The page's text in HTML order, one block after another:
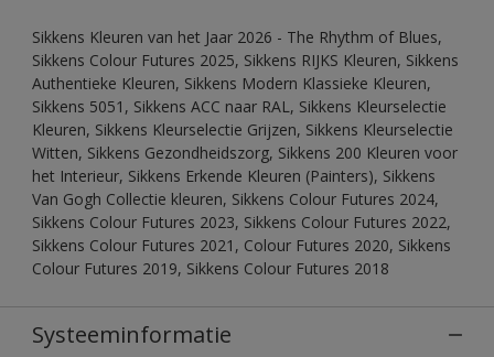
Sikkens Kleuren van het Jaar 2026 - The Rhythm of Blues,
Sikkens Colour Futures 2025, Sikkens RIJKS Kleuren, Sikkens
Authentieke Kleuren, Sikkens Modern Klassieke Kleuren,
Sikkens 5051, Sikkens ACC naar RAL, Sikkens Kleurselectie
Kleuren, Sikkens Kleurselectie Grijzen, Sikkens Kleurselectie
Witten, Sikkens Gezondheidszorg, Sikkens 200 Kleuren voor
het Interieur, Sikkens Erkende Kleuren (Painters), Sikkens
Van Gogh Collectie kleuren, Sikkens Colour Futures 2024,
Sikkens Colour Futures 2023, Sikkens Colour Futures 2022,
Sikkens Colour Futures 2021, Colour Futures 2020, Sikkens
Colour Futures 2019, Sikkens Colour Futures 2018
Systeeminformatie